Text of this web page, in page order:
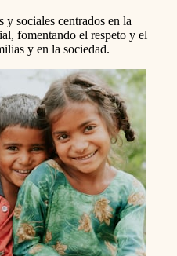
y sociales centrados en la
fomentando el respeto y el
y en la sociedad.